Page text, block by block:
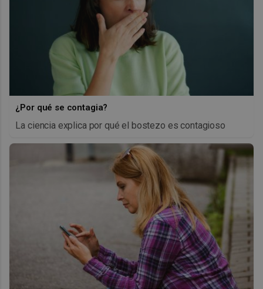
¿Por qué se contagia?
La ciencia explica por qué el bostezo es contagioso